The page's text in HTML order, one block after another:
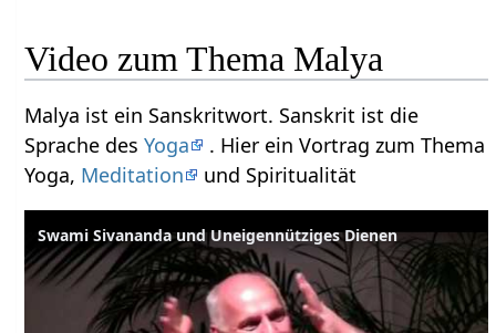
Video zum Thema Malya
Malya ist ein Sanskritwort. Sanskrit ist die
Sprache desYoga
. Hier ein Vortrag zum Thema
Yoga, Meditation und Spiritualität
Swami Sivananda und Uneigennütziges Dienen